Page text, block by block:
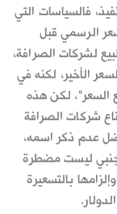
فالسياسات التي
الرسمي قبل
لشركات الصرافة،
الأخير، لكنه في
السعر"، لكن هذه
شركات الصرافة
عدم ذكر اسمه،
ليست مضطرة
بالتسعيرة